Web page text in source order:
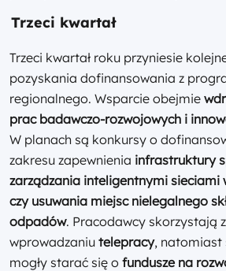
Trzeci kwartał
Trzeci kwartał roku przyniesie
pozyskania dofinansowania z
regionalnego. Wsparcie obejmie
prac badawczo-rozwojowych i
W planach są konkursy o
zakresu zapewnienia infrastruktury
zarządzania inteligentnymi
czy usuwania miejsc nielegalnego
odpadów. Pracodawcy skorzystają
wprowadzaniu telepracy, natomiast
mogły starać się o fundusze na